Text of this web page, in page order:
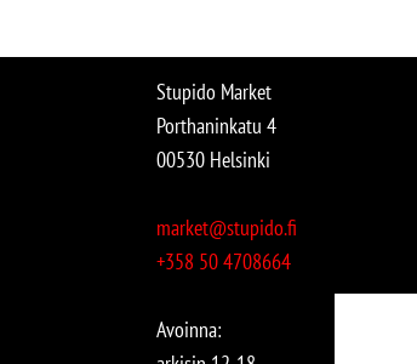
Stupido Market
Porthaninkatu 4
00530 Helsinki
market@stupido.fi
+358 50 4708664
Avoinna: